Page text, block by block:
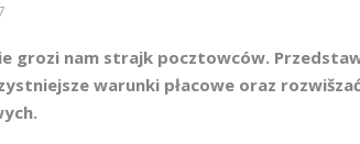
grozi nam strajk pocztowców.
warunki płacowe oraz